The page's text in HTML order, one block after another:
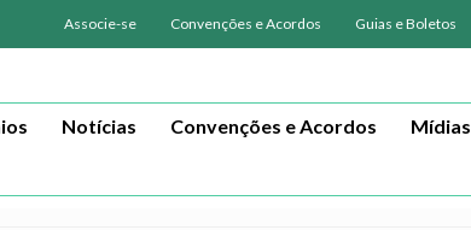
Associe-se Convenções e Acordos Guias e Boletos
Notícias Convenções e Acordos
Mídias